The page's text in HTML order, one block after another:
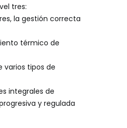
tres:
la gestión correcta
térmico de
varios tipos de
integrales de
y regulada